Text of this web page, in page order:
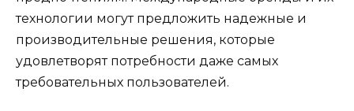
технологии могут предложить надежные и
производительные решения, которые
удовлетворят потребности даже самых
требовательных пользователей.